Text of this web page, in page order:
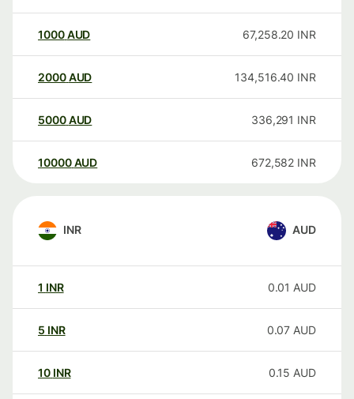
1000AUD 67,258.20 INR
2000AUD 134,516.40 INR
5000AUD 336,291 INR
10000 AUD 672,582 INR
INR AUD
1 INR 0.01 AUD
5 INR 0.07 AUD
10 INR 0.15 AUD